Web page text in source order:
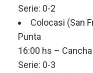
Serie: 0-2
Colocasi (San
Punta
16:00 hs –
Serie: 0-3